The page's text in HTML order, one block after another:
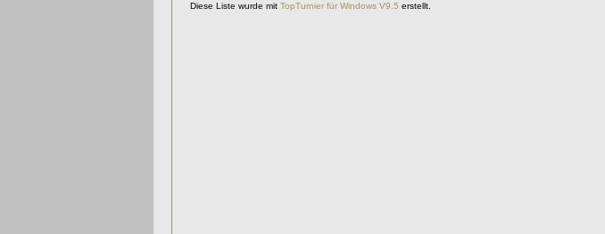
Diese Liste wurde mit TopTurnier für Windows V9.5 erstellt.